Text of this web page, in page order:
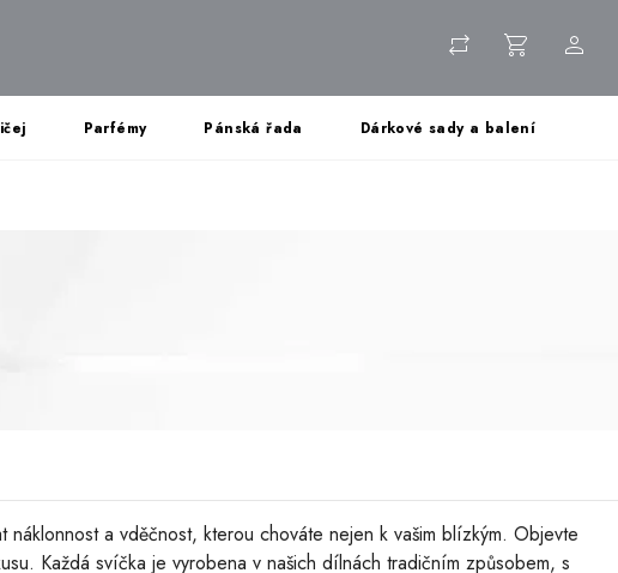
Parfémy Pánská řada Dárkové sady a balení
a vděčnost, kterou chováte nejen k vašim blízkým. Objevte
Každá svíčka je vyrobena v našich dílnách tradičním způsobem, s